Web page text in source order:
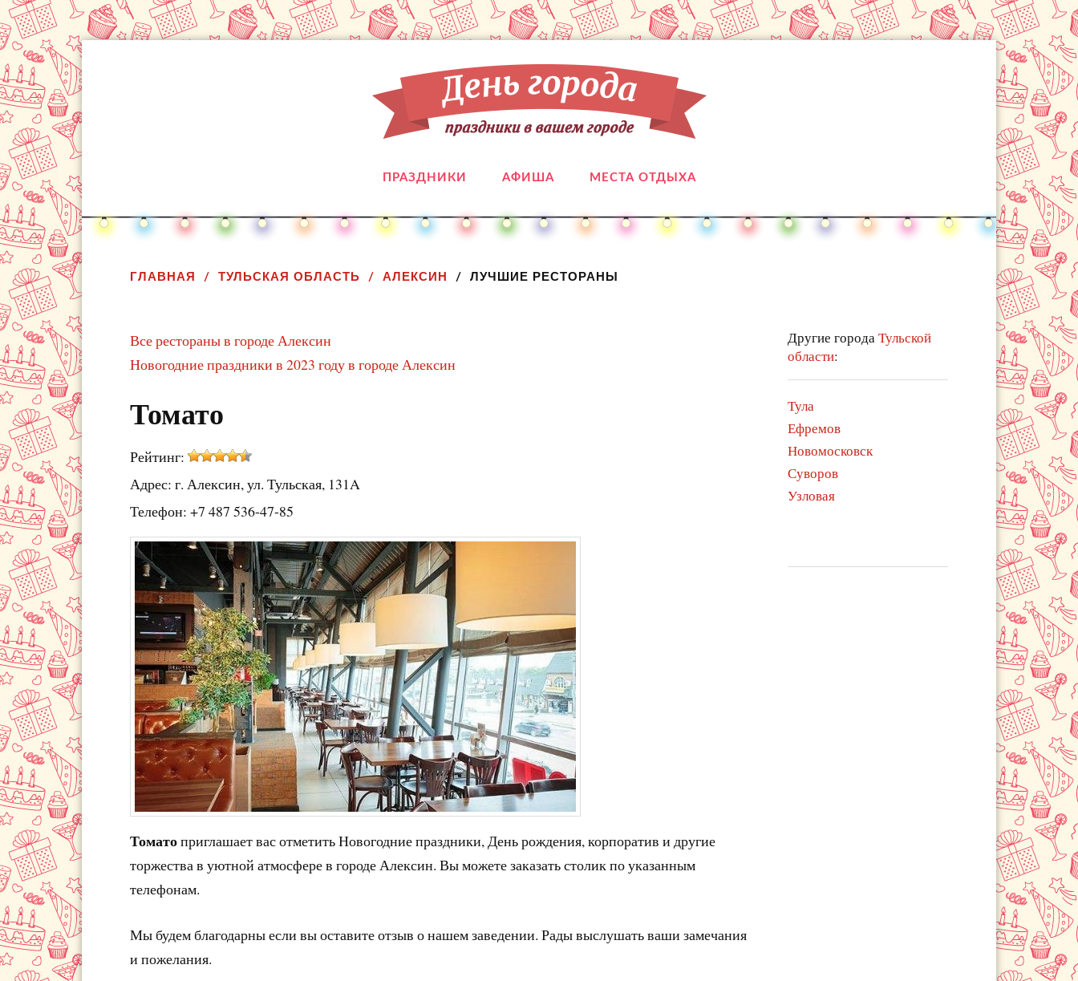
ПРАЗДНИКИ АФИША МЕСТА ОТДЫХА
ГЛАВНАЯ ТУЛЬСКАЯ ОБЛАСТЬ АЛЕКСИН ЛУЧШИЕ РЕСТОРАНЫ
Другие городаТульской
области:
Тула
Ефремов
Новомосковск
Суворов
Узловая
Все рестораны в городе Алексин
Новогодние праздники в 2023 году в городе Алексин
Томато
Рейтинг:
Адрес: г. Алексин, ул. Тульская, 131A
Телефон: +7 487 536-47-85
Томатоприглашает вас отметить Новогодние праздники, День рождения, корпоратив и другие
торжества в уютной атмосфере в городе Алексин. Вы можете заказать столик по указанным
телефонам.
Мы будем благодарны если вы оставите отзыв о нашем заведении. Рады выслушать ваши замечания
и пожелания.